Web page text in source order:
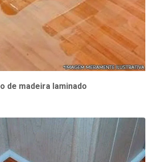
de madeira laminado